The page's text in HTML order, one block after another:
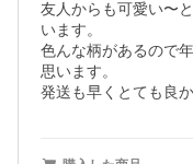
友人からも可愛い〜
います。
色んな柄があるので
思います。
発送も早くとても良